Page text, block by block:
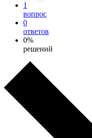
1
вопрос
0
ответов
0%
решений